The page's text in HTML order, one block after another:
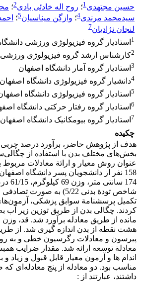
حسین مجتهدی1؛ روح اله خادئی بادی2؛
سیدمحمد مرندی4؛ وازگن میناسیان5؛
لنجان نژادیان7
1 استادیار گروه فیزیولوژی ورزشی
2کارشناس ارشد گروه فیزیولوژی ورزشی
3 استادیار گروه آمار دانشگاه اصفهان
4دانشیار گروه فیزیولوژی دانشگاه اصفهان
5 استادیار گروه فیزیولوژی دانشگاه
6 استادیار گروه رفتار حرکتی دانشگاه
7 استادیار گروه بیومکانیک دانشگاه اصفهان
چکیده
هدف از پژوهش حاضر، برآورد درصد
بخش‌های مختلف بدن با استفاده از
عنوان روش معیار و ارائة معادلات مربوط
174
شاخص تودة بدنی 5/22) به
تکمیل پرسشنامة سوابق پزشکی،
کردند. چگالی بدن از طریق توزین زیر آب
مانده از طریق معادله برآورد شد. قد، وزن
هشت نقطه از بدن اندازه گیری شد. از
پیرسون و معادلات رگرسیون خطی و به
معادلة توسعه ارائه شد. مقدار ضرایب
اندام ها و آزمون معیار قابل قبول و زیاد
مناسب بود. دو معادله از پنج معادله‌ای که
داشتند، عبارتند از :